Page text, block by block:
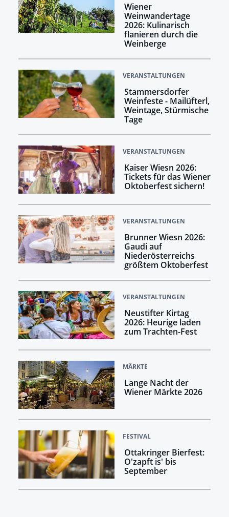
Wiener
Weinwandertage
2026: Kulinarisch
flanieren durch die
Weinberge
VERANSTALTUNGEN
Stammersdorfer
Weinfeste - Mailüfterl,
Weintage, Stürmische
Tage
VERANSTALTUNGEN
Kaiser Wiesn 2026:
Tickets für das Wiener
Oktoberfest sichern!
VERANSTALTUNGEN
Brunner Wiesn 2026:
Gaudi auf
Niederösterreichs
größtem Oktoberfest
VERANSTALTUNGEN
Neustifter Kirtag
2026: Heurige laden
zum Trachten-Fest
MÄRKTE
Lange Nacht der
Wiener Märkte 2026
FESTIVAL
Ottakringer Bierfest:
O'zapft is' bis
September